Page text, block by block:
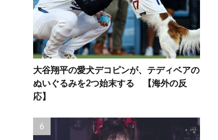
大谷翔平の愛犬デコピンが、テディベアの
ぬいぐるみを2つ始末する 【海外の反
応】